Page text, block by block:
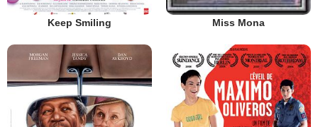
Keep Smiling Miss Mona